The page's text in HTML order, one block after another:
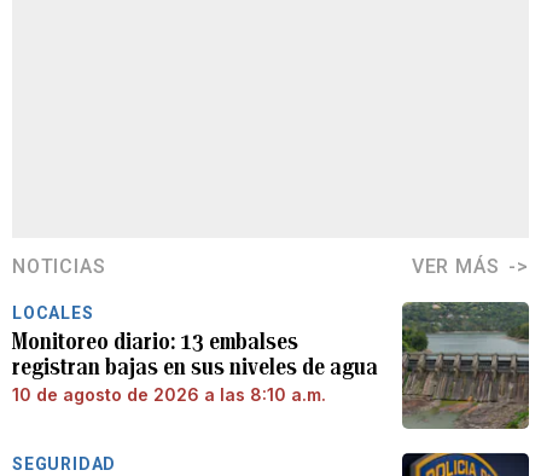
NOTICIAS VER MÁS
LOCALES
Monitoreo diario: 13 embalses
registran bajas en sus niveles de agua
10 de agosto de 2026 a las 8:10 a.m.
SEGURIDAD